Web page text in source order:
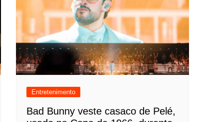
Entretenimento
Bad Bunny veste casaco de Pelé,